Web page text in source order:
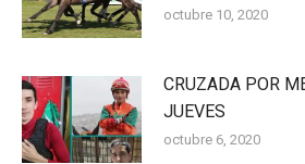
octubre 10, 2020
CRUZADA POR
JUEVES
octubre 6, 2020